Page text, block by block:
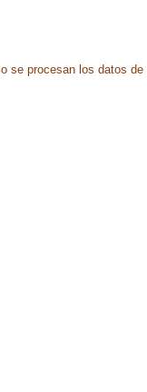
se procesan los datos